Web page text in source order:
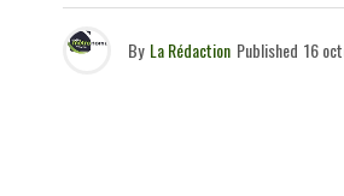
By La Rédaction Published 16